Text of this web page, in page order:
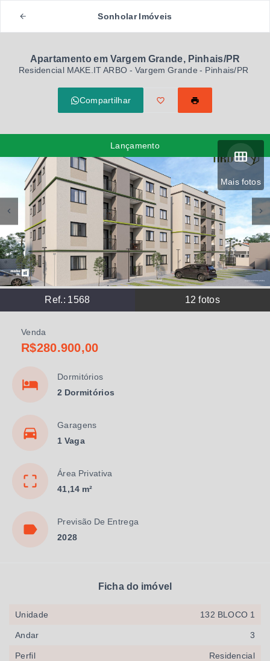
Sonholar Imóveis
Apartamento em Vargem Grande, Pinhais/PR
Residencial MAKE.IT ARBO - Vargem Grande - Pinhais/PR
Compartilhar
Mais fotos
Ref.: 1568 12 fotos
Lançamento
Venda
R$280.900,00
Dormitórios
2 Dormitórios
Garagens
1 Vaga
Área Privativa
41,14 m²
Previsão De Entrega
2028
Ficha do imóvel
Unidade 132 BLOCO 1
Andar 3
Perfil Residencial